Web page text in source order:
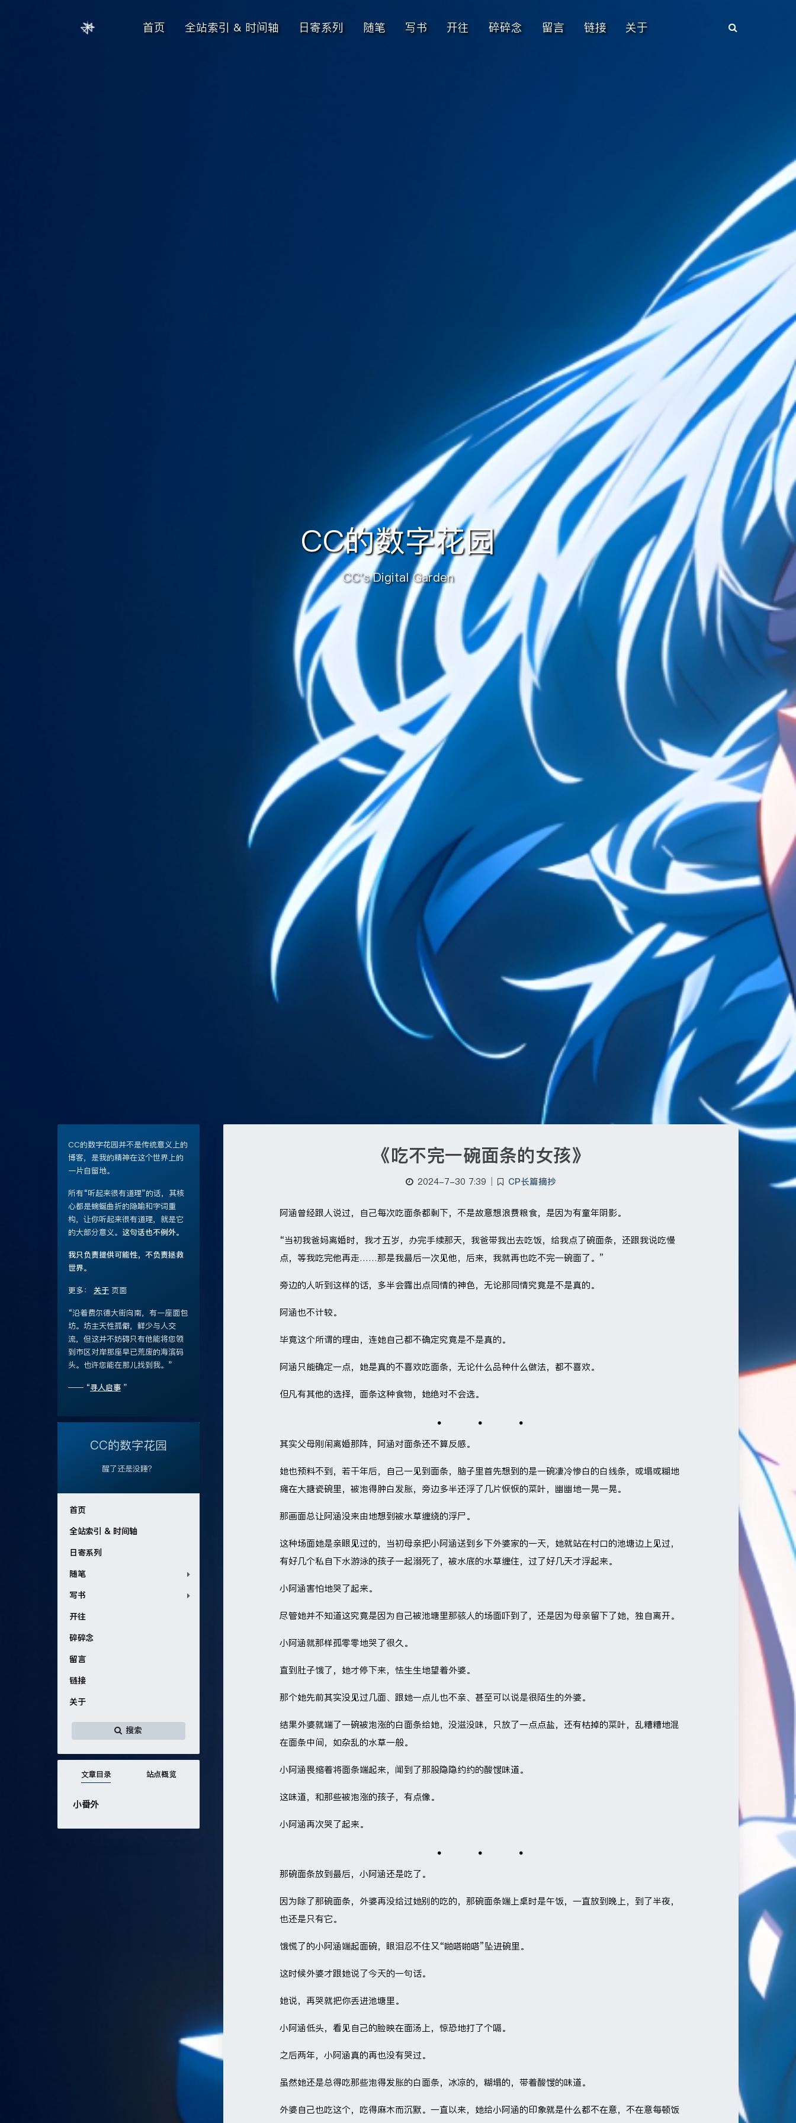
首页 全站索引 & 时间轴 日寄系列 随笔 写书 开往 碎碎念 留言 链接 关于
CC的数字花园
CC's Digital Garden
CC的数字花园并不是传统意义上的
博客，是我的精神在这个世界上的
一片自留地。
所有“听起来很有道理”的话，其核
心都是蜿蜒曲折的隐喻和字词重
构，让你听起来很有道理，就是它
的大部分意义。 这句话也不例外。
我只负责提供可能性，不负责拯救
世界。
更多： 关于 页面
“沿着费尔德大街向南，有一座面包
坊。坊主天性孤僻，鲜少与人交
流，但这并不妨碍只有他能将您领
到市区对岸那座早已荒废的海滨码
头。也许您能在那儿找到我。”
—— “寻人启事 ”
CC的数字花园
醒了还是没睡？
首页
全站索引 & 时间轴
日寄系列
随笔
写书
开往
碎碎念
留言
链接
关于
搜索
文章目录 站点概览
小番外
《吃不完一碗面条的女孩》
2024-7-30 7:39 CP长篇摘抄
阿涵曾经跟人说过，自己每次吃面条都剩下，不是故意想浪费粮食，是因为有童年阴影。
“当初我爸妈离婚时，我才五岁，办完手续那天，我爸带我出去吃饭，给我点了碗面条，还跟我说吃慢
点，等我吃完他再走……那是我最后一次见他，后来，我就再也吃不完一碗面了。”
旁边的人听到这样的话，多半会露出点同情的神色，无论那同情究竟是不是真的。
阿涵也不计较。
毕竟这个所谓的理由，连她自己都不确定究竟是不是真的。
阿涵只能确定一点，她是真的不喜欢吃面条，无论什么品种什么做法，都不喜欢。
但凡有其他的选择，面条这种食物，她绝对不会选。
其实父母刚闹离婚那阵，阿涵对面条还不算反感。
她也预料不到，若干年后，自己一见到面条，脑子里首先想到的是一碗凄冷惨白的白线条，或塌或糊地
瘫在大搪瓷碗里，被泡得肿白发胀，旁边多半还浮了几片恹恹的菜叶，幽幽地一晃一晃。
那画面总让阿涵没来由地想到被水草缠绕的浮尸。
这种场面她是亲眼见过的，当初母亲把小阿涵送到乡下外婆家的一天，她就站在村口的池塘边上见过，
有好几个私自下水游泳的孩子一起溺死了，被水底的水草缠住，过了好几天才浮起来。
小阿涵害怕地哭了起来。
尽管她并不知道这究竟是因为自己被池塘里那骇人的场面吓到了，还是因为母亲留下了她，独自离开。
小阿涵就那样孤零零地哭了很久。
直到肚子饿了，她才停下来，怯生生地望着外婆。
那个她先前其实没见过几面、跟她一点儿也不亲、甚至可以说是很陌生的外婆。
结果外婆就端了一碗被泡涨的白面条给她，没滋没味，只放了一点点盐，还有枯掉的菜叶，乱糟糟地混
在面条中间，如杂乱的水草一般。
小阿涵畏缩着将面条端起来，闻到了那股隐隐约约的酸馊味道。
这味道，和那些被泡涨的孩子，有点像。
小阿涵再次哭了起来。
那碗面条放到最后，小阿涵还是吃了。
因为除了那碗面条，外婆再没给过她别的吃的，那碗面条端上桌时是午饭，一直放到晚上，到了半夜，
也还是只有它。
饿慌了的小阿涵端起面碗，眼泪忍不住又“啪嗒啪嗒”坠进碗里。
这时候外婆才跟她说了今天的一句话。
她说，再哭就把你丢进池塘里。
小阿涵低头，看见自己的脸映在面汤上，惊恐地打了个嗝。
之后两年，小阿涵真的再也没有哭过。
虽然她还是总得吃那些泡得发胀的白面条，冰凉的，糊塌的，带着酸馊的味道。
外婆自己也吃这个，吃得麻木而沉默。一直以来，她给小阿涵的印象就是什么都不在意，不在意每顿饭